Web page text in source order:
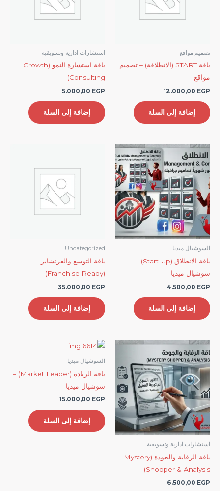
تصميم مواقع
باقة START (الانطلاقة) – تصميم
مواقع
12.000,00 EGP
إضافة إلى السلة
استشارات ادارية وتسويقية
باقة استشارة النمو (Growth
Consulting)
5.000,00 EGP
إضافة إلى السلة
السوشيال ميديا
باقة الانطلاق (Start-Up) –
سوشيال ميديا
4.500,00 EGP
إضافة إلى السلة
Uncategorized
باقة التوسع والفرنشايز
(Franchise Ready)
35.000,00 EGP
إضافة إلى السلة
استشارات ادارية وتسويقية
باقة الرقابة والجودة (Mystery
Shopper & Analysis)
6.500,00 EGP
السوشيال ميديا
باقة الريادة (Market Leader) –
سوشيال ميديا
15.000,00 EGP
إضافة إلى السلة